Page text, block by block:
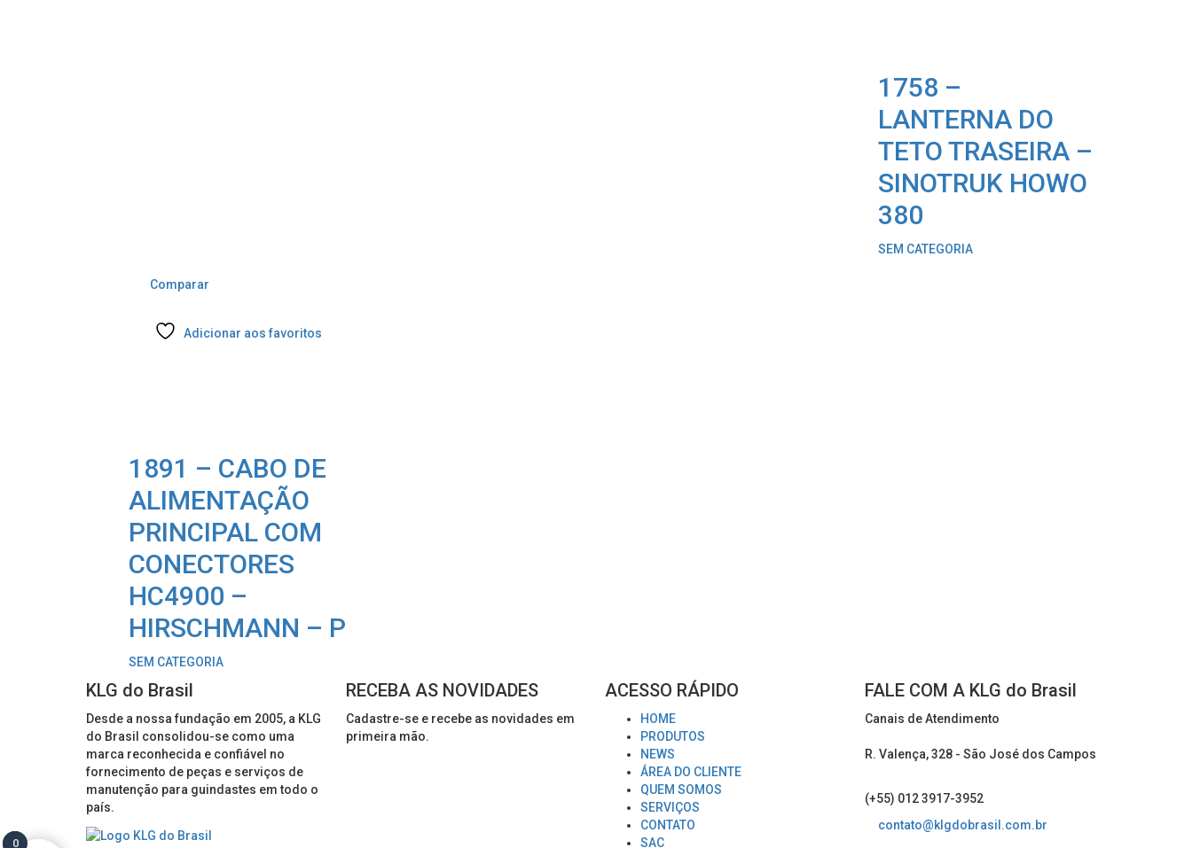
1758 –
LANTERNA DO
TETO TRASEIRA –
SINOTRUK HOWO
380
SEM CATEGORIA
Comparar
Adicionar aos favoritos
1891 – CABO DE
ALIMENTAÇÃO
PRINCIPAL COM
CONECTORES
HC4900 –
HIRSCHMANN – P
SEM CATEGORIA
KLG do Brasil
Desde a nossa fundação em 2005, a KLG
do Brasil consolidou-se como uma
marca reconhecida e confiável no
fornecimento de peças e serviços de
manutenção para guindastes em todo o
país.
RECEBA AS NOVIDADES
Cadastre-se e recebe as novidades em
primeira mão.
ACESSO RÁPIDO
HOME
PRODUTOS
NEWS
ÁREA DO CLIENTE
QUEM SOMOS
SERVIÇOS
CONTATO
SAC
FALE COM A KLG do Brasil
Canais de Atendimento
R. Valença, 328 - São José dos Campos
(+55) 012 3917-3952
contato@klgdobrasil.com.br
0
0